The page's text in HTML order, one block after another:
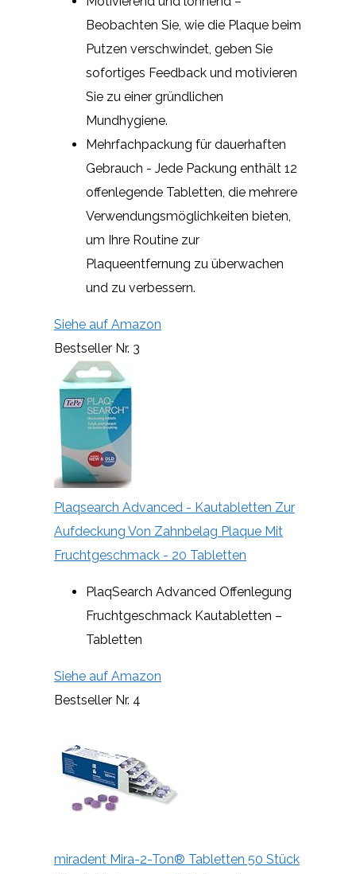
Beobachten Sie, wie die Plaque beim
Putzen verschwindet, geben Sie
sofortiges Feedback und motivieren
Sie zu einer gründlichen
Mundhygiene.
Mehrfachpackung für dauerhaften
Gebrauch - Jede Packung enthält 12
offenlegende Tabletten, die mehrere
Verwendungsmöglichkeiten bieten,
um Ihre Routine zur
Plaqueentfernung zu überwachen
und zu verbessern.
Siehe auf Amazon
Bestseller Nr. 3
Plaqsearch Advanced - Kautabletten Zur
Aufdeckung Von Zahnbelag Plaque Mit
Fruchtgeschmack - 20 Tabletten
PlaqSearch Advanced Offenlegung
Fruchtgeschmack Kautabletten –
Tabletten
Siehe auf Amazon
Bestseller Nr. 4
miradent Mira-2-Ton® Tabletten 50 Stück